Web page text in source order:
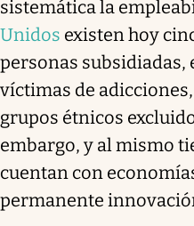
sistemática la
Unidos existen hoy
personas subsidiadas,
víctimas de
grupos étnicos
embargo, y al mismo
cuentan con
permanente